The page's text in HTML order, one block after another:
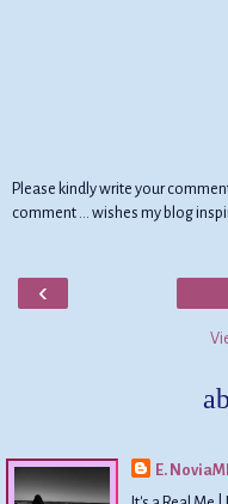
Please kindly write your
comment ... wishes my blog
‹
E.